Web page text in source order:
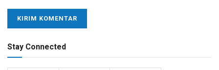
Stay Connected